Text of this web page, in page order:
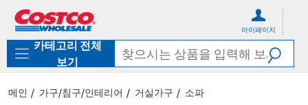
로
기
가
마이페이지
카테고리 전체
보기
메인 가구/침구/인테리어 거실가구 소파